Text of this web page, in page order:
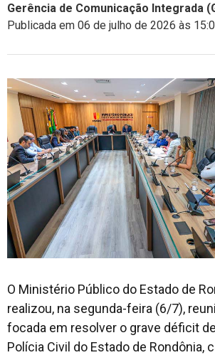
Gerência de Comunicação Integrada
Publicada em 06 de julho de 2026 às
O Ministério Público do Estado de
realizou, na segunda-feira (6/7),
focada em resolver o grave déficit
Polícia Civil do Estado de Rondônia,